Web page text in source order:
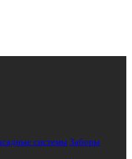
системыЗаборы